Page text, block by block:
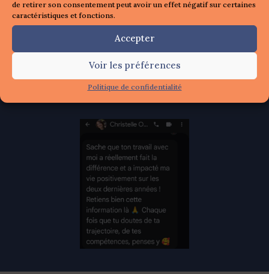
de retirer son consentement peut avoir un effet négatif sur certaines
caractéristiques et fonctions.
Accepter
Voir les préférences
Politique de confidentialité